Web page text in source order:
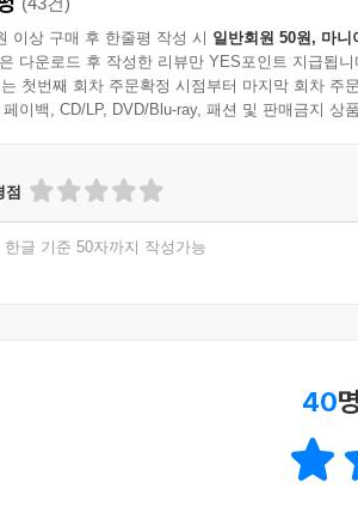
이상 구매 후 한줄평 작성 시 일반회원 50원, 마니
다운로드 후 작성한 리뷰만 YES포인트 지급됩니
첫번째 회차 주문확정 시점부터 마지막 회차 주
이백, CD/LP, DVD/Blu-ray, 패션 및 판매금지 상
점
한글 기준 50자까지 작성가능
40